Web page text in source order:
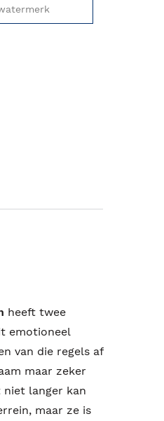
heeft twee
emotioneel
van die regels af
maar zeker
langer kan
maar ze is